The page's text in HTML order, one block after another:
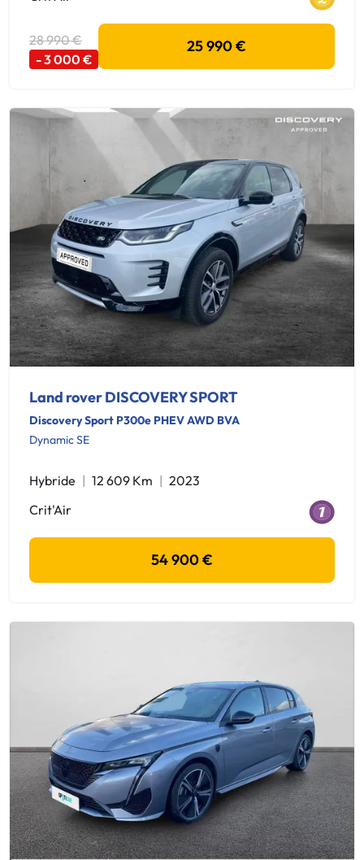
28 990 €
- 3 000 €
25 990 €
Land rover DISCOVERY SPORT
Discovery Sport P300e PHEV AWD BVA
Dynamic SE
Hybride 12 609 Km
2023
Crit'Air
54 900 €